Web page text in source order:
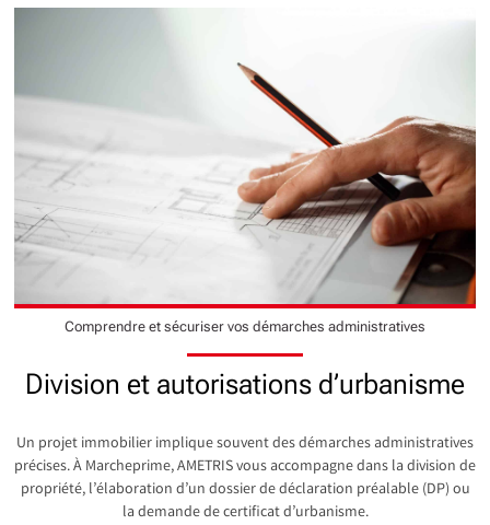
Comprendre et sécuriser vos démarches administratives
Division et autorisations d’urbanisme
Un projet immobilier implique souvent des démarches administratives
précises. À Marcheprime, AMETRIS vous accompagne dans la division de
propriété, l’élaboration d’un dossier de déclaration préalable (DP) ou
la demande de certificat d’urbanisme.